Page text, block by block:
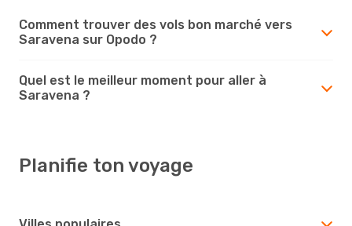
Comment trouver des vols bon marché vers
Saravena sur Opodo ?
Quel est le meilleur moment pour aller à
Saravena ?
Planifie ton voyage